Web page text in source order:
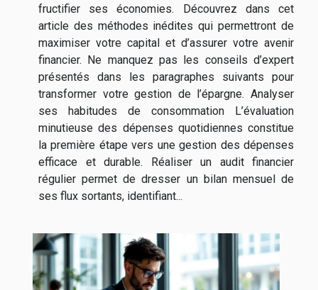
fructifier ses économies. Découvrez dans cet
article des méthodes inédites qui permettront de
maximiser votre capital et d’assurer votre avenir
financier. Ne manquez pas les conseils d’expert
présentés dans les paragraphes suivants pour
transformer votre gestion de l’épargne. Analyser
ses habitudes de consommation L’évaluation
minutieuse des dépenses quotidiennes constitue
la première étape vers une gestion des dépenses
efficace et durable. Réaliser un audit financier
régulier permet de dresser un bilan mensuel de
ses flux sortants, identifiant...